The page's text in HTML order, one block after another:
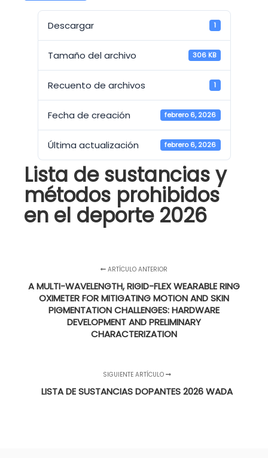
Descargar 1
Tamaño del archivo 306 KB
Recuento de archivos 1
Fecha de creación febrero 6, 2026
Última actualización febrero 6, 2026
Lista de sustancias y
métodos prohibidos
en el deporte 2026
ARTÍCULO ANTERIOR
A MULTI-WAVELENGTH, RIGID-FLEX WEARABLE RING
OXIMETER FOR MITIGATING MOTION AND SKIN
PIGMENTATION CHALLENGES: HARDWARE
DEVELOPMENT AND PRELIMINARY
CHARACTERIZATION
SIGUIENTE ARTÍCULO
LISTA DE SUSTANCIAS DOPANTES 2026 WADA